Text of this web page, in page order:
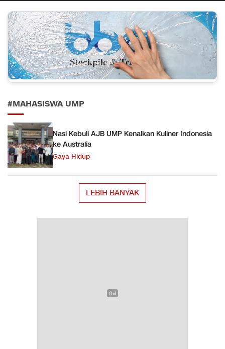
#MAHASISWA UMP
Nasi Kebuli AJB UMP Kenalkan Kuliner Indonesia
ke Australia
Gaya Hidup
LEBIH BANYAK